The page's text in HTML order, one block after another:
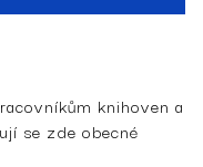
knihoven a
se zde obecné